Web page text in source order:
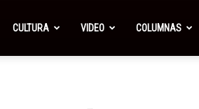
CULTURA VIDEO COLUMNAS